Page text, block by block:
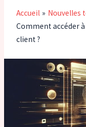
Accueil
Nouvelles
Comment accéder
client ?